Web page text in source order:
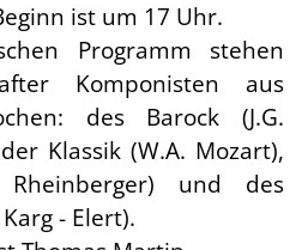
ist um 17 Uhr.
Programm stehen
Komponisten aus
des Barock (J.G.
Klassik (W.A. Mozart),
und des
- Elert).